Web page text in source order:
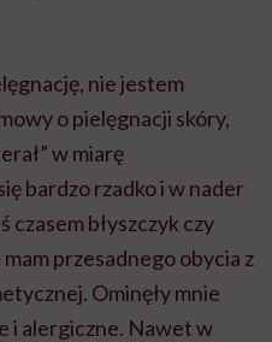
nie jestem
o pielęgnacji skóry,
w miarę
bardzo rzadko i w nader
czasem błyszczyk czy
przesadnego obycia z
Ominęły mnie
i alergiczne. Nawet w